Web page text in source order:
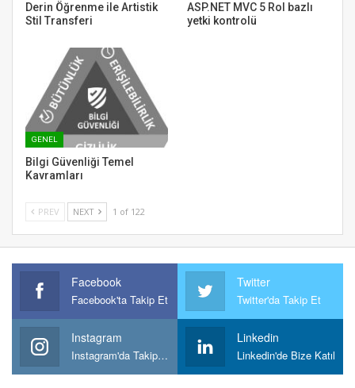
Derin Öğrenme ile Artistik
Stil Transferi
ASP.NET MVC 5 Rol bazlı
yetki kontrolü
GENEL
Bilgi Güvenliği Temel
Kavramları
PREV NEXT 1 of 122
Facebook
Facebook'ta Takip Et
Twitter
Twitter'da Takip Et
Instagram
Instagram'da Takipt Et
Linkedin
Linkedin'de Bize Katıl